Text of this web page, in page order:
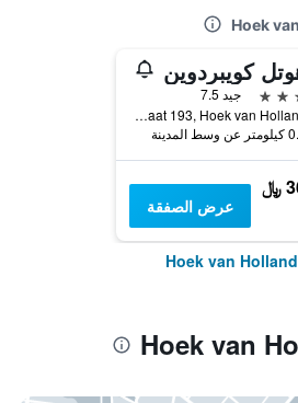
كويبردوين
جيد 7.5
Prins Hendrikstraat 193, Hoek van Holland, مقاطعة جنوب هولندا, هولندا
المدينة
﷼
عرض الصفقة